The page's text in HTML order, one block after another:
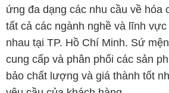
ứng đa dạng các nhu cầu về hóa
tất cả các ngành nghề và lĩnh
nhau tại TP. Hồ Chí Minh. Sứ
cung cấp và phân phối các sản
bảo chất lượng và giá thành tốt